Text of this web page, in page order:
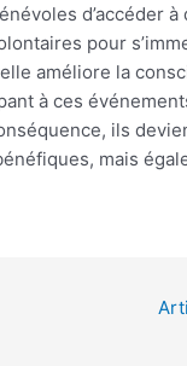
d’accéder à
pour
améliore la
à ces
ils
mais